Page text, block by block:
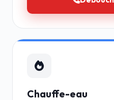
Chauffe-eau